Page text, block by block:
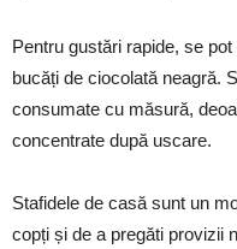
Pentru gustări rapide, se
bucăți de ciocolată neagră.
consumate cu măsură,
concentrate după uscare.
Stafidele de casă sunt un
copți și de a pregăti provizii